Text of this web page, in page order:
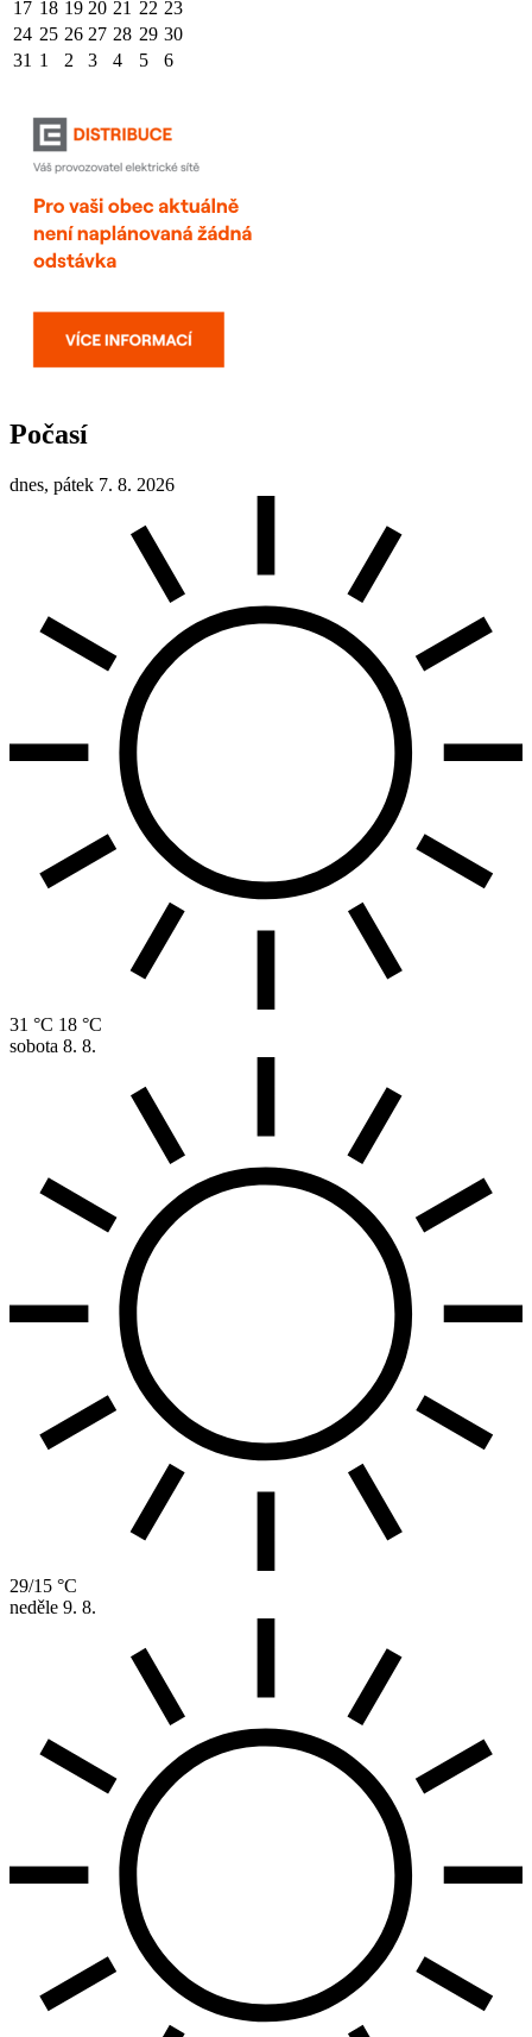
17 18 19 20 21 22 23
24 25 26 27 28 29 30
31 1 2 3 4 5 6
Počasí
dnes, pátek 7. 8. 2026
31 °C 18 °C
sobota 8. 8.
29/15 °C
neděle 9. 8.